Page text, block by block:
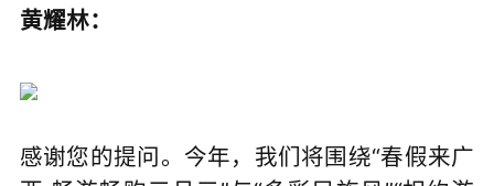
黄耀林：
感谢您的提问。今年，我们将围绕“春假来广